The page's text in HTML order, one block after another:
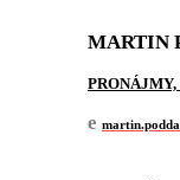
MARTIN
e